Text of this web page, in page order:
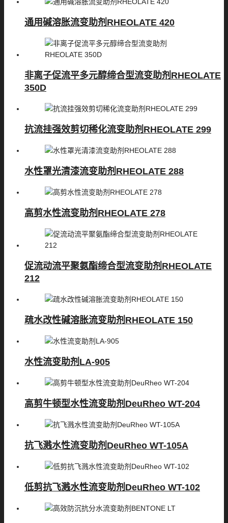
通用碱溶胀流变助剂RHEOLATE 420
非离子促流平多元醇缔合型流变助剂RHEOLATE
350D
抗流挂强效剪切稀化流变助剂RHEOLATE 299
水性罩光清漆流变助剂RHEOLATE 288
高剪水性流变助剂RHEOLATE 278
促流动流平聚氨酯缔合型流变助剂RHEOLATE
212
疏水改性碱溶胀流变助剂RHEOLATE 150
水性流变助剂LA-905
高剪牛顿型水性流变助剂DeuRheo WT-204
抗飞溅水性流变助剂DeuRheo WT-105A
低剪抗飞溅水性流变助剂DeuRheo WT-102